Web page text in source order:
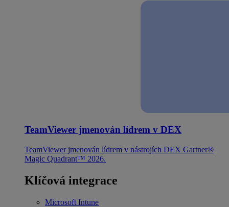
TeamViewer jmenován lídrem v DEX
TeamViewer jmenován lídrem v nástrojích DEX Gartner®
Magic Quadrant™ 2026.
Klíčová integrace
Microsoft Intune